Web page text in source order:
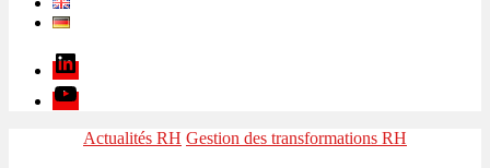
Linkedin
Youtube
Catégories
Actualités RH Gestion des transformations RH